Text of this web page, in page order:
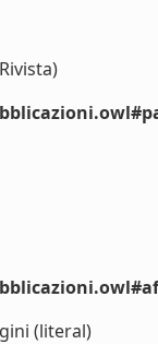
(literal)